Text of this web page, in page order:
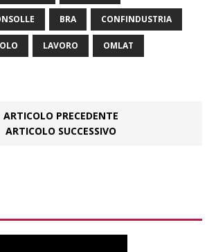
BRA CONFINDUSTRIA
LAVORO OMLAT
ARTICOLO PRECEDENTE
ARTICOLO SUCCESSIVO